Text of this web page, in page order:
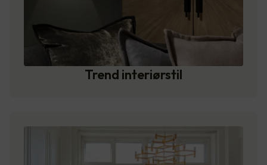
Trend interiørstil